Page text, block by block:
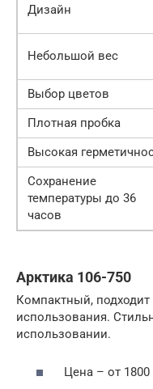
Дизайн
Небольшой вес
Выбор цветов
Плотная пробка
Высокая
Сохранение
температуры до 36
часов
Арктика 106-750
Компактный,
использования.
использовании.
Цена – от 1800